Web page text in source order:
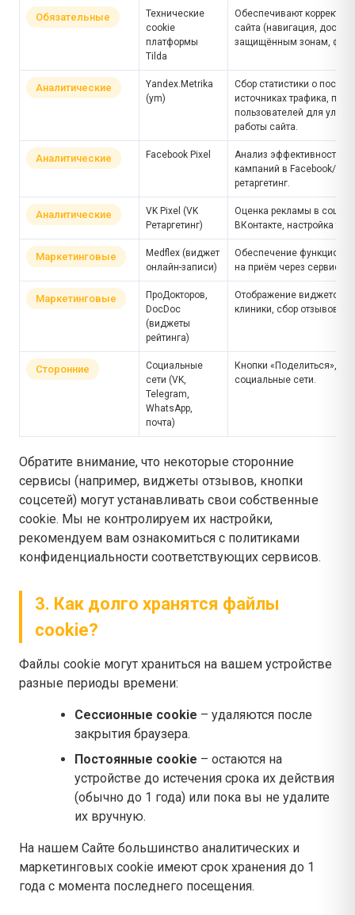
Обязательные
Технические
cookie
платформы
Tilda
Обеспечивают
сайта (навигация, доступ
защищённым зонам,
Аналитические
Yandex.Metrika
(ym)
Сбор статистики о
источниках трафика,
пользователей для
работы сайта.
Аналитические Facebook Pixel
Анализ эффективности
кампаний в Facebook/
ретаргетинг.
Аналитические
VK Pixel (VK
Ретаргетинг)
Оценка рекламы в
ВКонтакте, настройка
Маркетинговые
Medflex (виджет
онлайн-записи)
Обеспечение
на приём через сервис
Маркетинговые
ПроДокторов,
DocDoc
(виджеты
рейтинга)
Отображение виджетов с
клиники, сбор отзывов.
Сторонние
Социальные
сети (VK,
Telegram,
WhatsApp,
почта)
Кнопки «Поделиться»,
социальные сети.
Обратите внимание, что некоторые сторонние
сервисы (например, виджеты отзывов, кнопки
соцсетей) могут устанавливать свои собственные
cookie. Мы не контролируем их настройки,
рекомендуем вам ознакомиться с политиками
конфиденциальности соответствующих сервисов.
3. Как долго хранятся файлы
cookie?
Файлы cookie могут храниться на вашем устройстве
разные периоды времени:
Сессионные cookie – удаляются после
закрытия браузера.
Постоянные cookie – остаются на
устройстве до истечения срока их действия
(обычно до 1 года) или пока вы не удалите
их вручную.
На нашем Сайте большинство аналитических и
маркетинговых cookie имеют срок хранения до 1
года с момента последнего посещения.